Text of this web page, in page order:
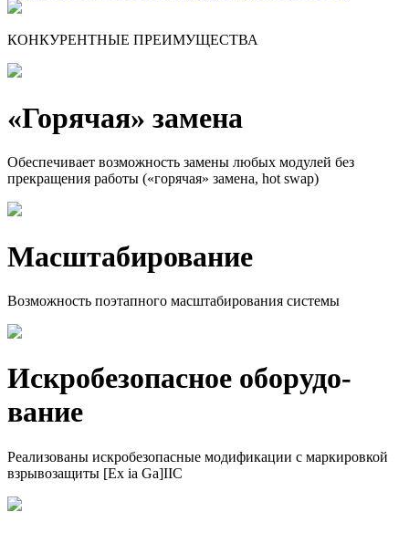
КОНКУРЕНТНЫЕ ПРЕИМУЩЕСТВА
«Горячая» замена
Обеспечивает возможность замены любых модулей без
прекращения работы («горячая» замена, hot swap)
Масшта­биро­ва­ние
Возможность поэтапного масштабирования системы
Искро­безопасное оборудо­
вание
Реализованы искробезопасные модификации с маркировкой
взрывозащиты [Ex ia Ga]IIC